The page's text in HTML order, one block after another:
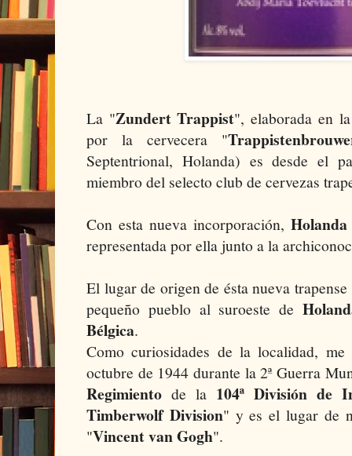
La "Zundert Trappist", elaborada en
por la cervecera "
Septentrional, Holanda) es desde el
miembro del selecto club de cervezas
Con esta nueva incorporación,Holanda
representada por ella junto a la
El lugar de origen de ésta nueva
pequeño pueblo al suroeste de
Bélgica.
Como curiosidades de la localidad,
octubre de 1944 durante la 2ª Guerra
Regimiento de la 104ª División de
Timberwolf Division" y es el lugar de
"Vincent van Gogh".